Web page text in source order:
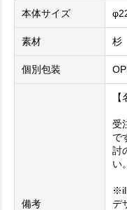
本体サイズ
素材 杉
個別包装
備考
受
で
討
い。
デ